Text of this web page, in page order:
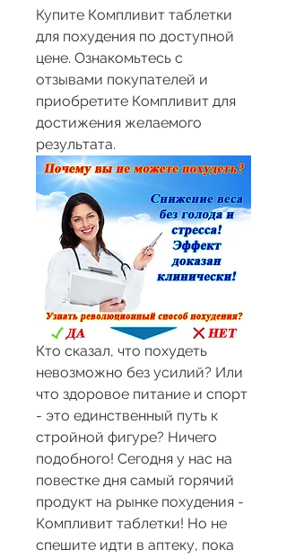
Купите Компливит таблетки
для похудения по доступной
цене. Ознакомьтесь с
отзывами покупателей и
приобретите Компливит для
достижения желаемого
результата.
Кто сказал, что похудеть
невозможно без усилий? Или
что здоровое питание и спорт
- это единственный путь к
стройной фигуре? Ничего
подобного! Сегодня у нас на
повестке дня самый горячий
продукт на рынке похудения -
Компливит таблетки! Но не
спешите идти в аптеку, пока